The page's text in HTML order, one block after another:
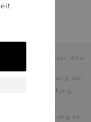
Mehrwertsteuer. Alle
durch die Nutzung der
Prüfung
Einzelfällen
unserem
nur teilweise
Verwendung an